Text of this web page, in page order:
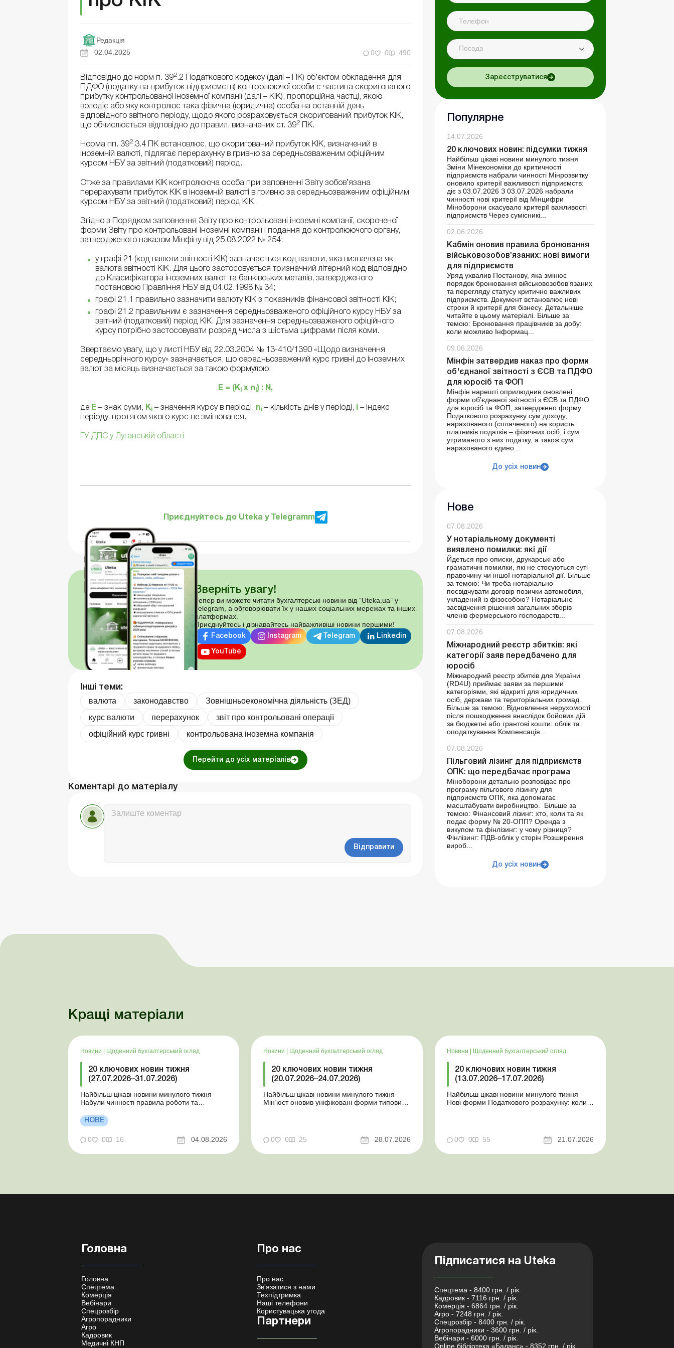
Редакція
02.04.2025
0 0 490
Відповідно до норм п. 392.2 Податкового кодексу (далі – ПК) об’єктом обкладення для
ПДФО (податку на прибуток підприємств) контролюючої особи є частина скоригованого
прибутку контрольованої іноземної компанії (далі – КІК), пропорційна частці, якою
володіє або яку контролює така фізична (юридична) особа на останній день
відповідного звітного періоду, щодо якого розраховується скоригований прибуток КІК,
що обчислюється відповідно до правил, визначених ст. 392 ПК.
Норма пп. 392.3.4 ПК встановлює, що скоригований прибуток КІК, визначений в
іноземній валюті, підлягає перерахунку в гривню за середньозваженим офіційним
курсом НБУ за звітний (податковий) період.
Отже за правилами КІК контролююча особа при заповненні Звіту зобов’язана
перерахувати прибуток КІК в іноземній валюті в гривню за середньозваженим офіційним
курсом НБУ за звітний (податковий) період КІК.
Згідно з Порядком заповнення Звіту про контрольовані іноземні компанії, скороченої
форми Звіту про контрольовані іноземні компанії і подання до контролюючого органу,
затвердженого наказом Мінфіну від 25.08.2022 № 254:
у графі 21 (код валюти звітності КІК) зазначається код валюти, яка визначена як
валюта звітності КІК. Для цього застосовується тризначний літерний код відповідно
до Класифікатора іноземних валют та банківських металів, затвердженого
постановою Правління НБУ від 04.02.1998 № 34;
графі 21.1 правильно зазначити валюту КІК з показників фінансової звітності КІК;
графі 21.2 правильним є зазначення середньозваженого офіційного курсу НБУ за
звітний (податковий) період КІК. Для зазначення середньозваженого офіційного
курсу потрібно застосовувати розряд числа з шістьма цифрами після коми.
Звертаємо увагу, що у листі НБУ від 22.03.2004 № 13-410/1390 «Щодо визначення
середньорічного курсу» зазначається, що середньозважений курс гривні до іноземних
валют за місяць визначається за такою формулою:
E = (Кi х n ) :N,
де Е – знак суми, Кi – значення курсу в періоді, ni – кількість днів у періоді, i – індекс
періоду, протягом якого курс не змінювався.
ГУ ДПС у Луганській області
Приєднуйтесь до Uteka у Telegramm
Зверніть увагу!
Тепер ви можете читати бухгалтерські новини від “Uteka.ua” у
Telegram, а обговорювати їх у наших соціальних мережах та інших
платформах.
Приєднуйтесь і дізнавайтесь найважливіші новини першими!
Facebook Instagram Telegram Linkedin
YouTube
Інші теми:
валюта законодавство
Зовнішньоекономічна діяльність (ЗЕД)
курс валюти
перерахунок
звіт про контрольовані операції
офіційний курс гривні
контрольована іноземна компанія
Перейти до усіх матеріалів
Коментарі до матеріалу
Відправити
Посада
Зареєструватися
Популярне
14.07.2026
20 ключових новин: підсумки тижня
Найбільш цікаві новини минулого тижня
Зміни Мінекономіки до критичності
підприємств набрали чинності Мінрозвитку
оновило критерії важливості підприємств:
діє з 03.07.2026 З 03.07.2026 набрали
чинності нові критерії від Мінцифри
Міноборони скасувало критерії важливості
підприємств Через сумісникі...
02.06.2026
Кабмін оновив правила бронювання
військовозобов’язаних: нові вимоги
для підприємств
Уряд ухвалив Постанову, яка змінює
порядок бронювання військовозобов’язаних
та перегляду статусу критично важливих
підприємств. Документ встановлює нові
строки й критерії для бізнесу. Детальніше
читайте в цьому матеріалі. Більше за
темою: Бронювання працівників за добу:
коли можливо Інформац...
09.06.2026
Мінфін затвердив наказ про форми
об'єднаної звітності з ЄСВ та ПДФО
для юросіб та ФОП
Мінфін нарешті оприлюднив оновлені
форми об’єднаної звітності з ЄСВ та ПДФО
для юросіб та ФОП, затверджено форму
Податкового розрахунку сум доходу,
нарахованого (сплаченого) на користь
платників податків – фізичних осіб, і сум
утриманого з них податку, а також сум
нарахованого єдино...
До усіх новин
Нове
07.08.2026
У нотаріальному документі
виявлено помилки: які дії
Йдеться про описки, друкарські або
граматичні помилки, які не стосуються суті
правочину чи іншої нотаріальної дії. Більше
за темою: Чи треба нотаріально
посвідчувати договір позички автомобіля,
укладений із фізособою? Нотаріальне
засвідчення рішення загальних зборів
членів фермерського господарств...
07.08.2026
Міжнародний реєстр збитків: які
категорії заяв передбачено для
юросіб
Міжнародний реєстр збитків для України
(RD4U) приймає заяви за першими
категоріями, які відкриті для юридичних
осіб, держави та територіальних громад.
Більше за темою: Відновлення нерухомості
після пошкодження внаслідок бойових дій
за бюджетні або грантові кошти: облік та
оподаткування Компенсація...
07.08.2026
Пільговий лізинг для підприємств
ОПК: що передбачає програма
Міноборони детально розповідає про
програму пільгового лізингу для
підприємств ОПК, яка допомагає
масштабувати виробництво. Більше за
темою: Фінансовий лізинг: хто, коли та як
подає форму № 20-ОПП? Оренда з
викупом та фінлізинг: у чому різниця?
Фінлізинг: ПДВ-облік у сторін Розширення
вироб...
До усіх новин
Кращі матеріали
Новини Щоденний бухгалтерський огляд
20 ключових новин тижня
(27.07.2026–31.07.2026)
Найбільш цікаві новини минулого тижня
Набули чинності правила роботи та
закони про мобілізацію та воєнний стан Для
сільгосппідприємств і ФОП запроваджено
нові одноразові статистичні форми З 2
серпня змінюється порядок зарахування
НОВЕ
0 0 16 04.08.2026
Новини Щоденний бухгалтерський огляд
20 ключових новин тижня
(20.07.2026–24.07.2026)
Найбільш цікаві новини минулого тижня
Мін’юст оновив уніфіковані форми типових
«у розшуку»: що потрібно знати
0 0 25 28.07.2026
Новини Щоденний бухгалтерський огляд
20 ключових новин тижня
(13.07.2026–17.07.2026)
Найбільш цікаві новини минулого тижня
Нові форми Податкового розрахунку: коли
Координаційний центр з організації
0 0 55 21.07.2026
Головна
Головна
Спецтема
Комерція
Вебінари
Спецрозбір
Агропорадники
Агро
Кадровик
Медичні КНП
Про нас
Про нас
Зв'язатися з нами
Техпідтримка
Наші телефони
Користувацька угода
Партнери
Підписатися на Uteka
Спецтема - 8400 грн. / рік.
Кадровик - 7116 грн. / рік.
Комерція - 6864 грн. / рік.
Агро - 7248 грн. / рік.
Спецрозбір - 8400 грн. / рік.
Агропорадники - 3600 грн. / рік.
Вебінари - 6000 грн. / рік.
Online бібліотека «Баланс» - 8352 грн. / рік.